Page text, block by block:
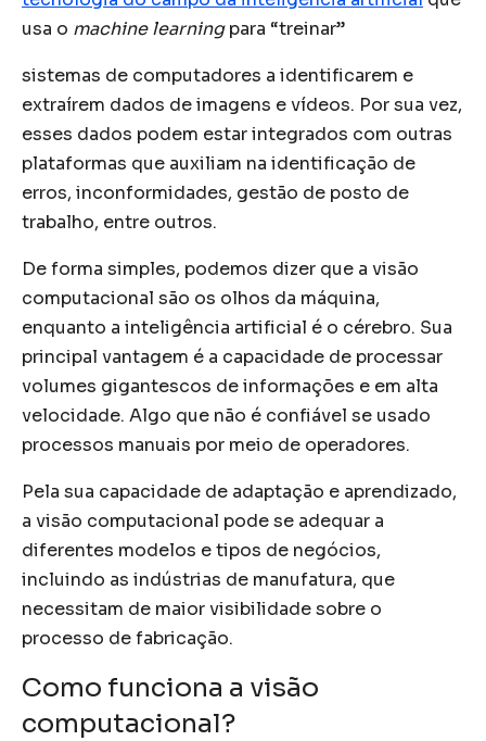
usa o machine learningpara “treinar”
sistemas de computadores a identificarem e
extraírem dados de imagens e vídeos. Por sua vez,
esses dados podem estar integrados com outras
plataformas que auxiliam na identificação de
erros, inconformidades, gestão de posto de
trabalho, entre outros.
De forma simples, podemos dizer que a visão
computacional são os olhos da máquina,
enquanto a inteligência artificial é o cérebro. Sua
principal vantagem é a capacidade de processar
volumes gigantescos de informações e em alta
velocidade. Algo que não é confiável se usado
processos manuais por meio de operadores.
Pela sua capacidade de adaptação e aprendizado,
a visão computacional pode se adequar a
diferentes modelos e tipos de negócios,
incluindo as indústrias de manufatura, que
necessitam de maior visibilidade sobre o
processo de fabricação.
Como funciona a visão
computacional?